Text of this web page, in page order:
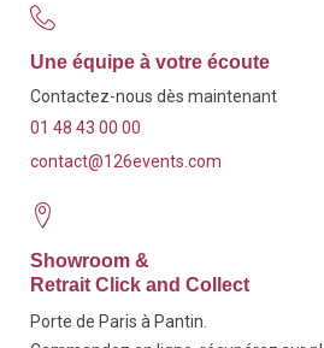
Une équipe à votre écoute
Contactez-nous dès maintenant
01 48 43 00 00
contact@126events.com
Showroom &
Retrait Click and Collect
Porte de Paris à Pantin.